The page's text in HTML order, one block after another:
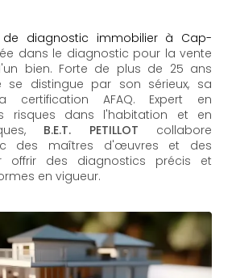
de diagnostic immobilier à Cap-
dans le diagnostic pour la vente
bien. Forte de plus de 25 ans
se distingue par son sérieux, sa
certification AFAQ. Expert en
risques dans l'habitation et en
B.E.T. PETILLOT collabore
des maîtres d'œuvres et des
offrir des diagnostics précis et
en vigueur.